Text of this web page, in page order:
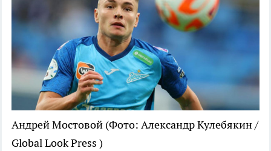
Андрей Мостовой (Фото: Александр Кулебякин /
Global Look Press )